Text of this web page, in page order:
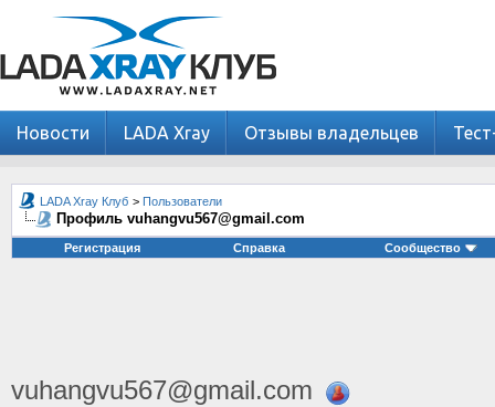
Новости LADA Xray Отзывы владельцев
LADA Xray Клуб > Пользователи
Профиль vuhangvu567@gmail.com
Регистрация Справка Сообщество
vuhangvu567@gmail.com